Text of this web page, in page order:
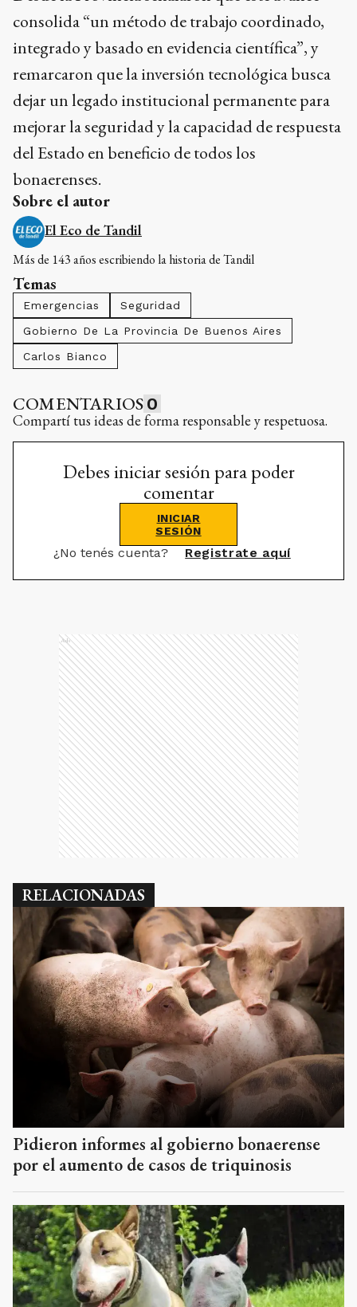
consolida “un método de trabajo coordinado,
integrado y basado en evidencia científica”, y
remarcaron que la inversión tecnológica busca
dejar un legado institucional permanente para
mejorar la seguridad y la capacidad de respuesta
del Estado en beneficio de todos los
bonaerenses.
Sobre el autor
El Eco de Tandil
Más de 143 años escribiendo la historia de Tandil
Temas
Emergencias
Seguridad
Gobierno De La Provincia De Buenos Aires
Carlos Bianco
COMENTARIOS 0
Compartí tus ideas de forma responsable y respetuosa.
Debes iniciar sesión para poder
comentar
INICIAR
SESIÓN
¿No tenés cuenta? Registrate aquí
Ads
RELACIONADAS
Pidieron informes al gobierno bonaerense
por el aumento de casos de triquinosis